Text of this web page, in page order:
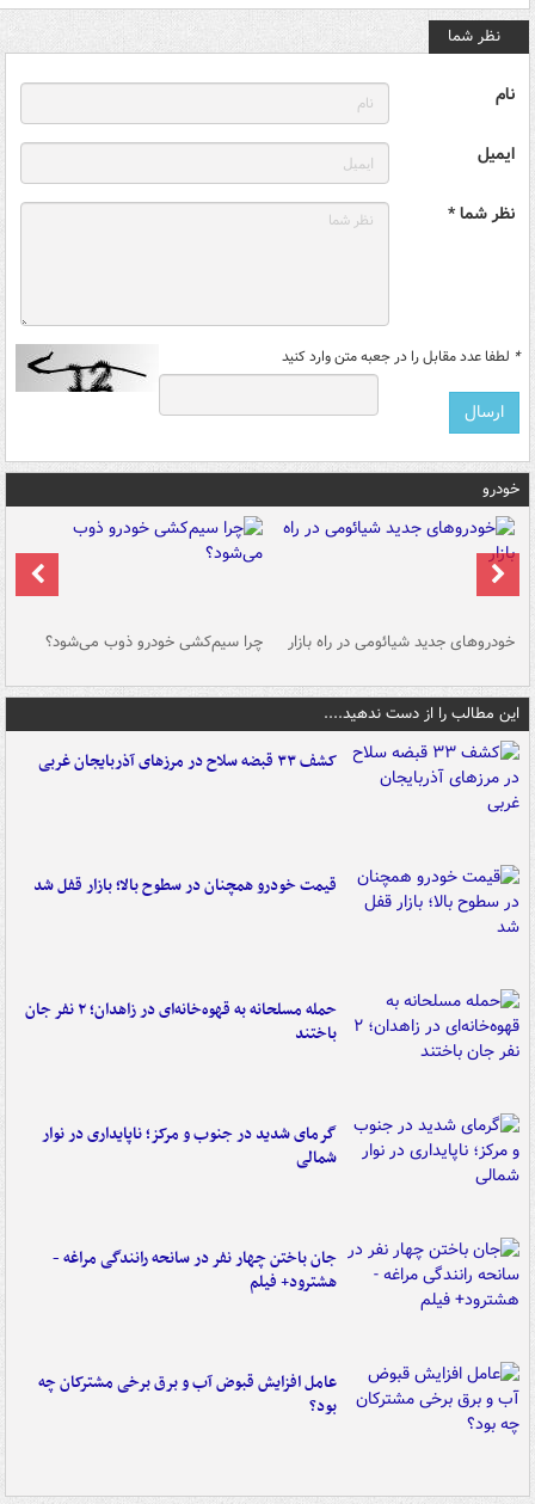
نظر شما
نام
ایمیل
نظر شما *
* لطفا عدد مقابل را در جعبه متن وارد کنید
خودرو
خودروهای جدید شیائومی در راه بازار چرا سیم‌کشی خودرو ذوب می‌شود؟
این مطالب را از دست ندهید....
کشف ۳۳ قبضه سلاح در مرزهای آذربایجان غربی
قیمت خودرو همچنان در سطوح بالا؛ بازار قفل شد
حمله مسلحانه به قهوه‌خانه‌ای در زاهدان؛ ۲ نفر جان
باختند
گرمای شدید در جنوب و مرکز؛ ناپایداری در نوار
شمالی
جان باختن چهار نفر در سانحه رانندگی مراغه -
هشترود+ فیلم
عامل افزایش قبوض آب و برق برخی مشترکان چه
بود؟